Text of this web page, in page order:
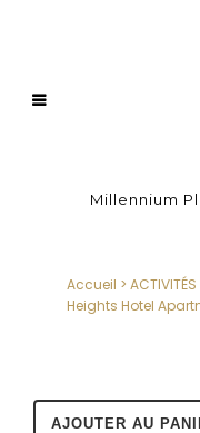
Millennium
Accueil > ACTIVITÉS
Heights Hotel
AJOUTER AU